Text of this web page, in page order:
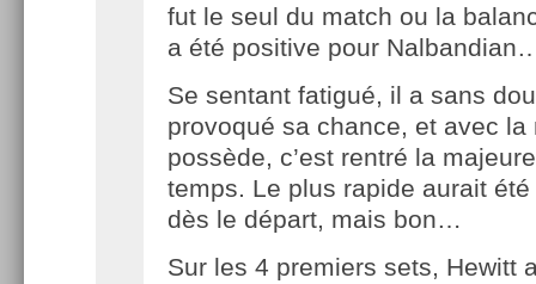
fut le seul du match ou la
a été positive pour
Se sentant fatigué, il a sans
provoqué sa chance, et avec la
possède, c’est rentré la
temps. Le plus rapide aurait
dès le départ, mais bon…
Sur les 4 premiers sets, Hewitt